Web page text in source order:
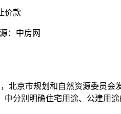
价款
： 中房网
，北京市规划和自然资源委员
分别明确住宅用途、公建用